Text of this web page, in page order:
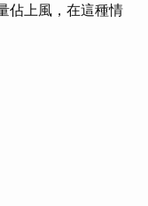
佔上風，在這種情